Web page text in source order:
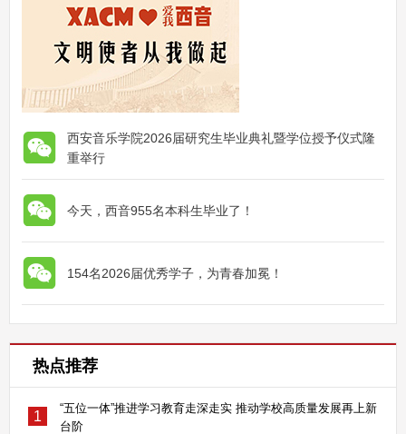
西安音乐学院2026届研究生毕业典礼暨学位授予仪式隆
重举行
今天，西音955名本科生毕业了！
154名2026届优秀学子，为青春加冕！
热点推荐
1
“五位一体”推进学习教育走深走实 推动学校高质量发展再上新
台阶